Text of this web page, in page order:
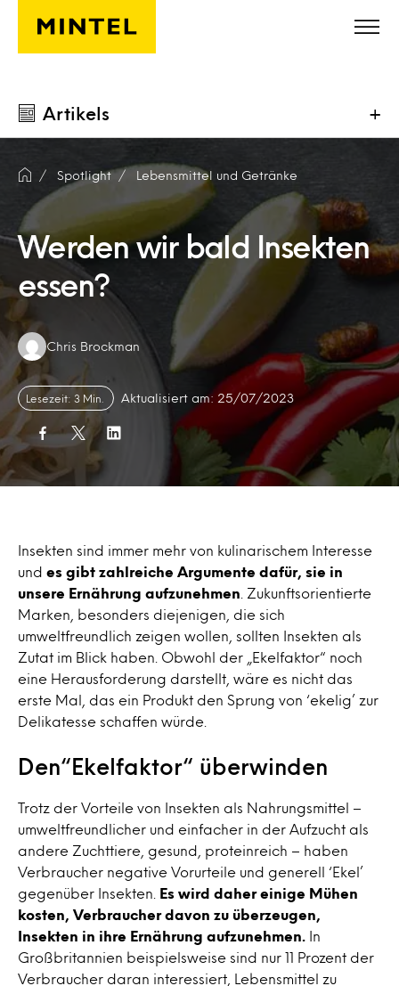
Skip to main content
Artikels +
Spotlight Lebensmittel und Getränke
Werden wir bald Insekten
essen?
Authors:
Chris Brockman
Lesezeit: 3 Min. Aktualisiert am: 25/07/2023
Insekten sind immer mehr von kulinarischem Interesse
und es gibt zahlreiche Argumente dafür, sie in
unsere Ernährung aufzunehmen . Zukunftsorientierte
Marken, besonders diejenigen, die sich
umweltfreundlich zeigen wollen, sollten Insekten als
Zutat im Blick haben. Obwohl der „Ekelfaktor“ noch
eine Herausforderung darstellt, wäre es nicht das
erste Mal, das ein Produkt den Sprung von ‘ekelig’ zur
Delikatesse schaffen würde.
Den“Ekelfaktor“ überwinden
Trotz der Vorteile von Insekten als Nahrungsmittel –
umweltfreundlicher und einfacher in der Aufzucht als
andere Zuchttiere, gesund, proteinreich – haben
Verbraucher negative Vorurteile und generell ‘Ekel’
gegenüber Insekten.
Es wird daher einige Mühen
kosten, Verbraucher davon zu überzeugen,
Insekten in ihre Ernährung aufzunehmen.
In
Großbritannien beispielsweise sind nur 11 Prozent der
Verbraucher daran interessiert, Lebensmittel zu